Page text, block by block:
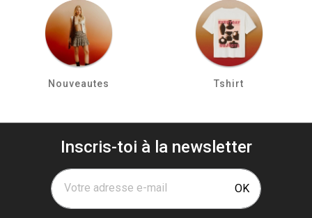
Nouveautes Tshirt
Inscris-toi à la newsletter
Votre adresse e-mail OK